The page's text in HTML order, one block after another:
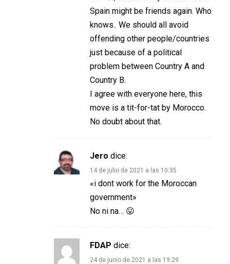
Spain might be friends again. Who
knows.. We should all avoid
offending other people/countries
just because of a political
problem between Country A and
Country B.
I agree with everyone here, this
move is a tit-for-tat by Morocco.
No doubt about that.
Jero dice:
14 de julio de 2021 a las 10:35
«i dont work for the Moroccan
government»
No ni na… 😛
FDAP dice:
24 de junio de 2021 a las 19:29